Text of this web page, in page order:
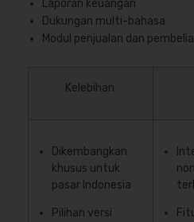
Laporan keuangan
Dukungan multi-bahasa
Modul penjualan dan
Kelebihan
Dikembangkan
khusus untuk
pasar Indonesia
Pilihan versi